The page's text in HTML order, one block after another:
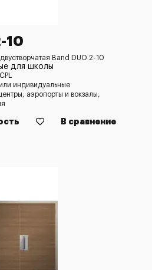
10
Band DUO 2-10
для школы
индивидуальные
аэропорты и вокзалы,
В сравнение